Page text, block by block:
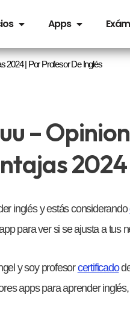
Apps
2024 | Por Profesor De Inglés
–
inglés y estás considerando
para ver si se ajusta a tus
y soy profesorcertificado
apps para aprender